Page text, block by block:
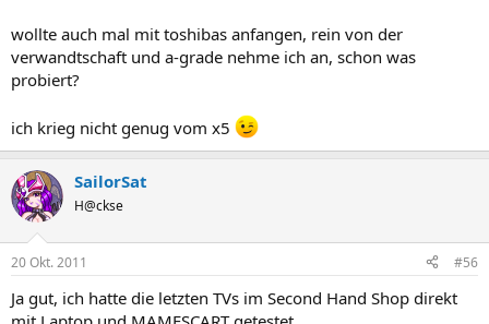
wollte auch mal mit toshibas anfangen, rein von der
verwandtschaft und a-grade nehme ich an, schon was
probiert?
ich krieg nicht genug vom x5
SailorSat
H@ckse
20 Okt. 2011 #56
Ja gut, ich hatte die letzten TVs im Second Hand Shop direkt